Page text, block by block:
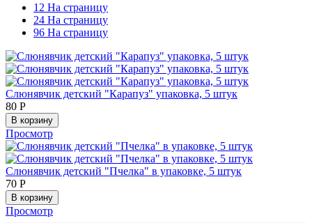
12 На страницу
24 На страницу
96 На страницу
Слюнявчик детский "Карапуз" упаковка, 5 штук
80 Р
В корзину
Просмотр
Слюнявчик детский "Пчелка" в упаковке, 5 штук
70 Р
В корзину
Просмотр